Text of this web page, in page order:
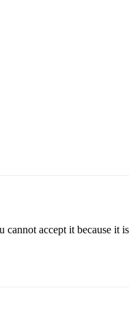
cannot accept it because it is